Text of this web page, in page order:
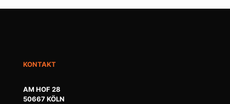
KONTAKT
AM HOF 28
50667 KÖLN